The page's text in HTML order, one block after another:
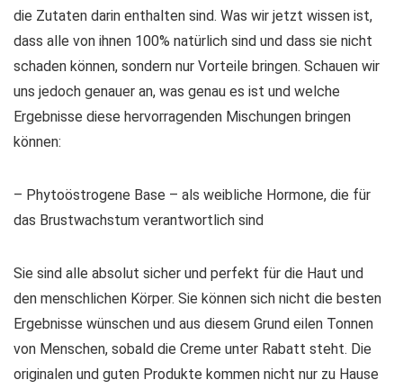
die Zutaten darin enthalten sind. Was wir jetzt wissen ist,
dass alle von ihnen 100% natürlich sind und dass sie nicht
schaden können, sondern nur Vorteile bringen. Schauen wir
uns jedoch genauer an, was genau es ist und welche
Ergebnisse diese hervorragenden Mischungen bringen
können:
– Phytoöstrogene Base – als weibliche Hormone, die für
das Brustwachstum verantwortlich sind
Sie sind alle absolut sicher und perfekt für die Haut und
den menschlichen Körper. Sie können sich nicht die besten
Ergebnisse wünschen und aus diesem Grund eilen Tonnen
von Menschen, sobald die Creme unter Rabatt steht. Die
originalen und guten Produkte kommen nicht nur zu Hause